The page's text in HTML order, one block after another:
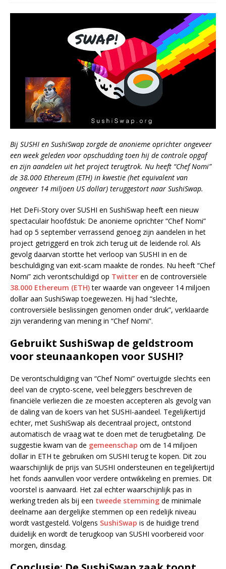
Bij SUSHI en SushiSwap zorgde de anonieme oprichter ongeveer
een week geleden voor opschudding toen hij de controle opgaf
en zijn aandelen uit het project terugtrok. Nu heeft “Chef Nomi”
de 38.000 Ethereum (ETH) in kwestie (het equivalent van
ongeveer 14 miljoen US dollar) teruggestort naar SushiSwap.
Het DeFi-Story over SUSHI en SushiSwap heeft een nieuw
spectaculair hoofdstuk: De anonieme oprichter “Chef Nomi”
had op 5 september verrassend genoeg zijn aandelen in het
project getriggerd en trok zich terug uit de leidende rol. Als
gevolg daarvan stortte het verloop van SUSHI in en de
beschuldiging van exit-scam maakte de rondes. Nu heeft “Chef
Nomi” zich verontschuldigd op Twitter en de controversiële
38.000 Ethereum (ETH)ter waarde van ongeveer 14 miljoen
dollar aan SushiSwap toegewezen. Hij had “slechte,
controversiële beslissingen genomen onder druk”, verklaarde
zijn verandering van mening in “Chef Nomi”.
Gebruikt SushiSwap de geldstroom
voor steunaankopen voor SUSHI?
De verontschuldiging van “Chef Nomi” overtuigde slechts een
deel van de crypto-scene, veel beleggers beschreven de
financiële verliezen die ze moesten accepteren als gevolg van
de daling van de koers van het SUSHI-aandeel. Tegelijkertijd
echter, met SushiSwap als decentraal project, ontstond
automatisch de vraag wat te doen met de terugbetaling. De
suggestie kwam van de gemeenschap om de 14 miljoen
dollar in ETH te gebruiken om SUSHI terug te kopen. Dit zou
waarschijnlijk de prijs van SUSHI ondersteunen en tegelijkertijd
het fonds aanvullen voor verdere ontwikkeling en premies. Dit
voorstel is aanvaard. Het zal echter waarschijnlijk pas in
werking treden als bij een tweede stemming de minimale
deelname aan dergelijke stemmen op een redelijk niveau
wordt vastgesteld. Volgens SushiSwap is de huidige trend
duidelijk en wordt de terugkoop van SUSHI voorbereid voor
morgen, dinsdag.